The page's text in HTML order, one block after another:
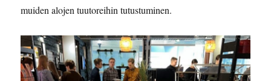
muiden alojen tuutoreihin tutustuminen.